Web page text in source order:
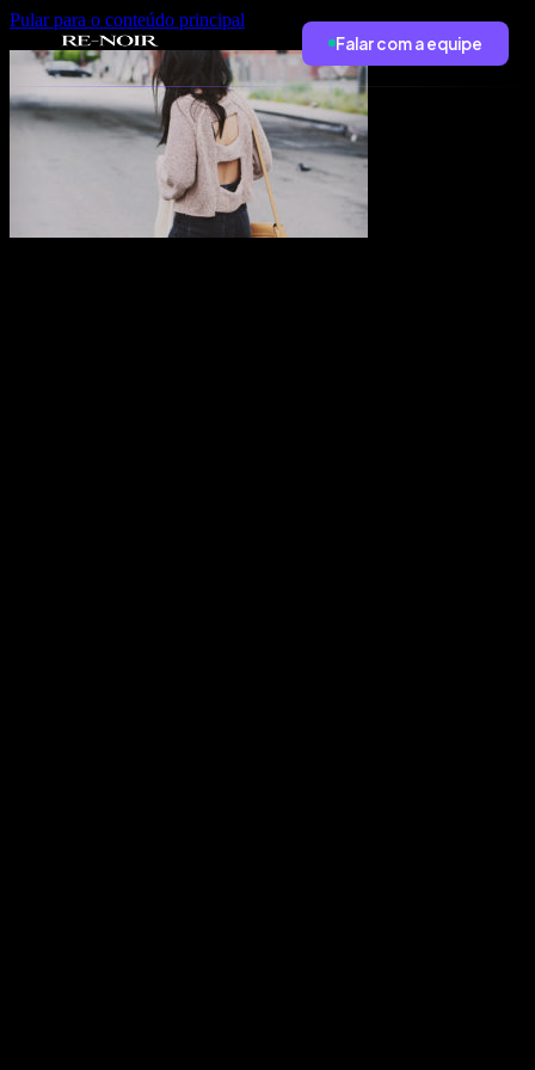
Pular para o conteúdo principal
Falar com a equipe